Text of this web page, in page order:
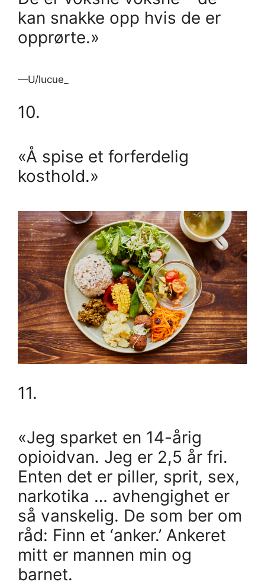
kan snakke opp hvis de er
opprørte.»
—U/lucue_
10.
«Å spise et forferdelig
kosthold.»
11.
«Jeg sparket en 14-årig
opioidvan. Jeg er 2,5 år fri.
Enten det er piller, sprit, sex,
narkotika … avhengighet er
så vanskelig. De som ber om
råd: Finn et ‘anker.’ Ankeret
mitt er mannen min og
barnet.